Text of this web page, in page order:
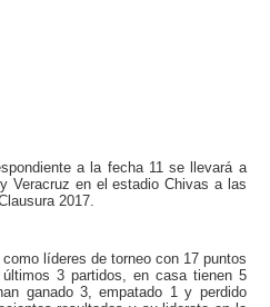
a la fecha 11 se llevará a
Veracruz en el estadio Chivas a las
2017.
líderes de torneo con 17 puntos
3 partidos, en casa tienen 5
ganado 3, empatado 1 y perdido